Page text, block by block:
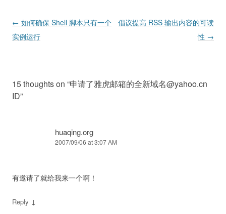
Post navigation
← 如何确保 Shell 脚本只有一个
实例运行
倡议提高 RSS 输出内容的可读
性 →
15 thoughts on “申请了雅虎邮箱的全新域名@yahoo.cn
ID”
huaqing.org
2007/09/06 at 3:07 AM
有邀请了就给我来一个啊！
Reply ↓